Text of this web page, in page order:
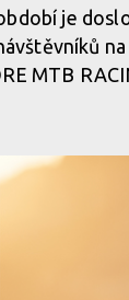
je
MTB